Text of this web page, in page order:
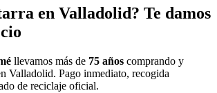
en Valladolid? Te damos
llevamos más de 75 años comprando y
Valladolid. Pago inmediato, recogida
de reciclaje oficial.